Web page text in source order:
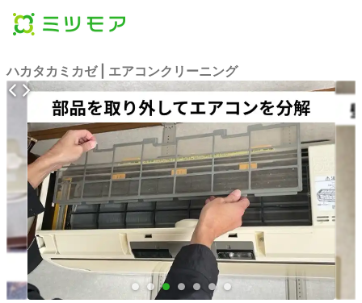
ハカタカミカゼ | エアコンクリーニング
● ● ● ● ● ● ●